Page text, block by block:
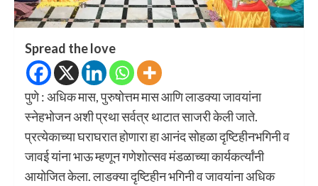
Spread the love
पुणे : अधिक मास, पुरुषोत्तम मास आणि लाडक्या जावयांना
स्नेहभोजन अशी प्रथा सर्वत्र थाटात साजरी केली जाते.
प्रत्येकाच्या घराघरात होणारा हा आनंद सोहळा दृष्टिहीनभगिनी व
जावई यांना भाऊ म्हणून गणेशोत्सव मंडळाच्या कार्यकर्त्यांनी
आयोजित केला. लाडक्या दृष्टिहीन भगिनी व जावयांना अधिक